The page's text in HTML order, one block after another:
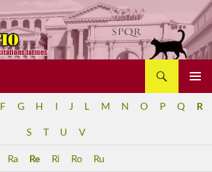
F G H I J L M N O P Q R
S T U V
Ra Re Ri Ro Ru